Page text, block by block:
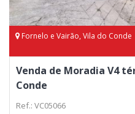
Fornelo e Vairão, Vila do Conde
Venda de Moradia V4
Conde
Ref.: VC05066